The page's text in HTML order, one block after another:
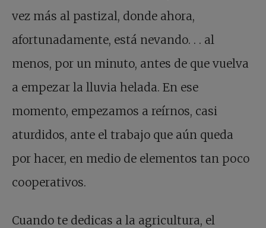
vez más al pastizal, donde ahora,
afortunadamente, está nevando. . . al
menos, por un minuto, antes de que vuelva
a empezar la lluvia helada. En ese
momento, empezamos a reírnos, casi
aturdidos, ante el trabajo que aún queda
por hacer, en medio de elementos tan poco
cooperativos.
Cuando te dedicas a la agricultura, el